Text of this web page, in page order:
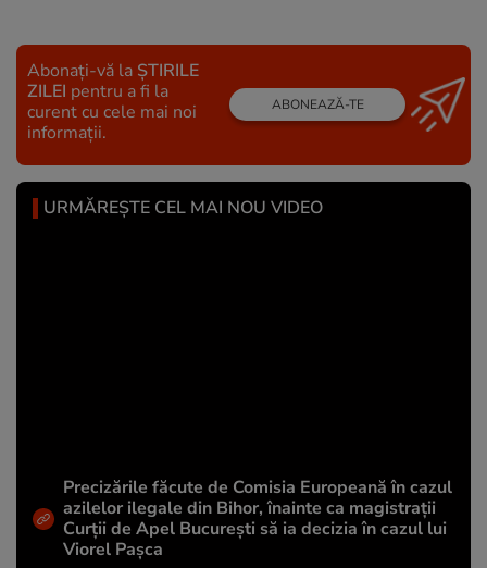
Abonați-vă la ȘTIRILE
ZILEI pentru a fi la
curent cu cele mai noi
informații.
ABONEAZĂ-TE
URMĂREȘTE CEL MAI NOU VIDEO
Precizările făcute de Comisia Europeană în cazul
azilelor ilegale din Bihor, înainte ca magistrații
Curții de Apel București să ia decizia în cazul lui
Viorel Pașca